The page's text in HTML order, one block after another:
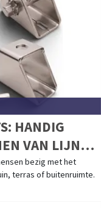
HANDIG
VAN LIJNEN
bezig met het
terras of buitenruimte.